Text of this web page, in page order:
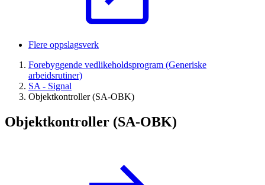
Flere oppslagsverk
Forebyggende vedlikeholdsprogram (Generiske
arbeidsrutiner)
SA - Signal
Objektkontroller (SA-OBK)
Objektkontroller (SA-OBK)